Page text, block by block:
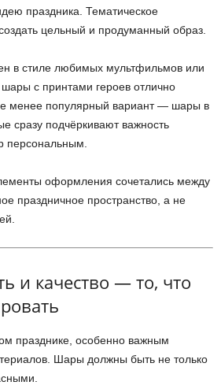
праздника. Тематическое
цельный и продуманный образ.
в стиле любимых мультфильмов или
с принтами героев отлично
менее популярный вариант — шары в
сразу подчёркивают важность
персональным.
оформления сочетались между
праздничное пространство, а не
и качество — то, что
празднике, особенно важным
Шары должны быть не только